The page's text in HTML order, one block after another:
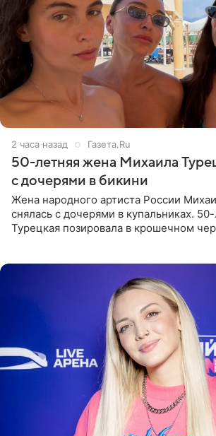
2 часа назад Газета.Ru
50-летняя жена Михаила
с дочерями в бикини
Жена народного артиста России
снялась с дочерями в купальниках.
Турецкая позировала в крошечном